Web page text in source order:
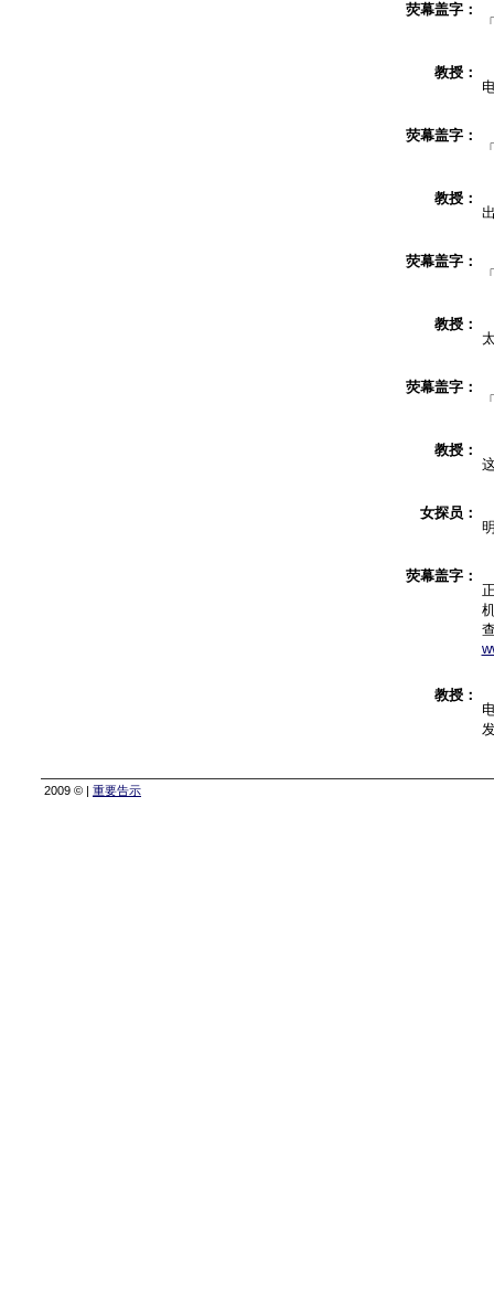
荧幕盖字：
教授：
荧幕盖字：
教授：
荧幕盖字：
教授：
荧幕盖字：
教授：
女探员：
荧幕盖字：
教授：
2009 © | 重要告示